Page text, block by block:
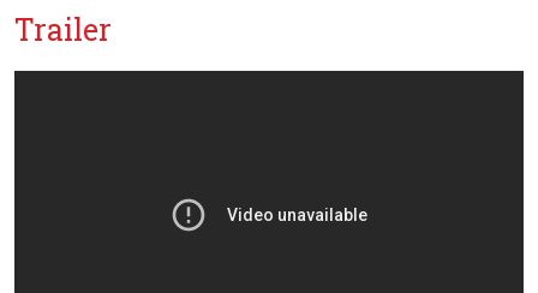
Trailer